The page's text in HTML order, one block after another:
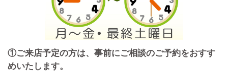
①ご来店予定の方は、事前にご相談のご予約をおすす
めいたします。